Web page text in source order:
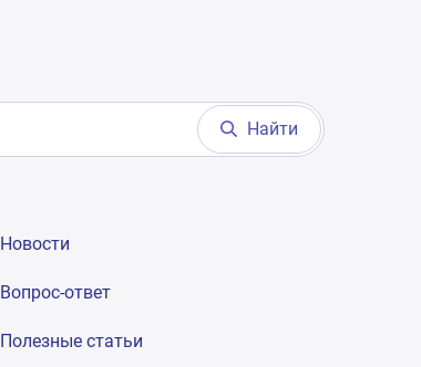
Найти
Новости
Вопрос-ответ
Полезные статьи